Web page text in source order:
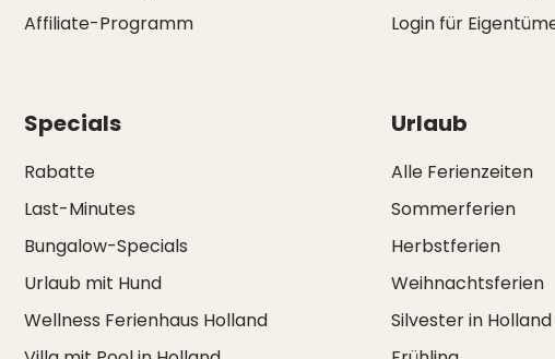
Affiliate-Programm
Login für
Specials
Rabatte
Last-Minutes
Bungalow-Specials
Urlaub mit Hund
Wellness Ferienhaus Holland
Urlaub
Alle Ferienzeiten
Sommerferien
Herbstferien
Weihnachtsferien
Silvester in Holland